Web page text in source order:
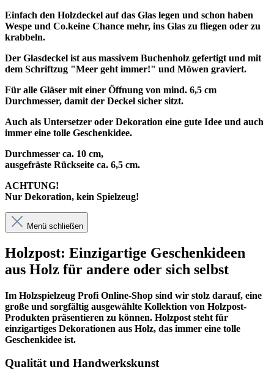
Einfach den Holzdeckel auf das Glas legen und schon haben
Wespe und Co.keine Chance mehr, ins Glas zu fliegen oder zu
krabbeln.
Der Glasdeckel ist aus massivem Buchenholz gefertigt und mit
dem Schriftzug "Meer geht immer!" und Möwen graviert.
Für alle Gläser mit einer Öffnung von mind. 6,5 cm
Durchmesser, damit der Deckel sicher sitzt.
Auch als Untersetzer oder Dekoration eine gute Idee und auch
immer eine tolle Geschenkidee.
Durchmesser ca. 10 cm,
ausgefräste Rückseite ca. 6,5 cm.
ACHTUNG!
Nur Dekoration, kein Spielzeug!
Menü schließen
Holzpost: Einzigartige Geschenkideen
aus Holz für andere oder sich selbst
Im Holzspielzeug Profi Online-Shop sind wir stolz darauf, eine
große und sorgfältig ausgewählte Kollektion von Holzpost-
Produkten präsentieren zu können. Holzpost steht für
einzigartiges Dekorationen aus Holz, das immer eine tolle
Geschenkidee ist.
Qualität und Handwerkskunst